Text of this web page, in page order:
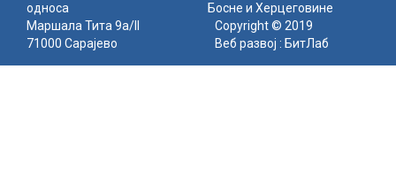
односа
Босне и Херцеговине
Маршала Тита 9а/II
71000 Сарајево
Copyright © 2019
Веб развој : БитЛаб